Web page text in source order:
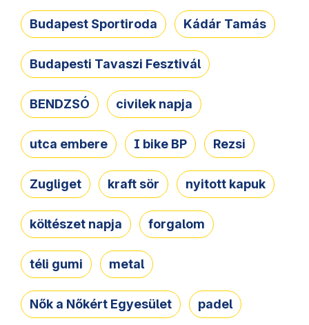
Budapest Sportiroda Kádár Tamás
Budapesti Tavaszi Fesztivál
BENDZSÓ civilek napja
utca embere I bike BP Rezsi
Zugliget kraft sör nyitott kapuk
költészet napja forgalom
téli gumi metal
Nők a Nőkért Egyesület padel